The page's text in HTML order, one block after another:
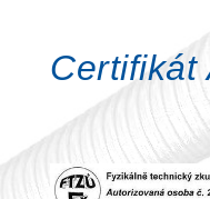
Certifikát